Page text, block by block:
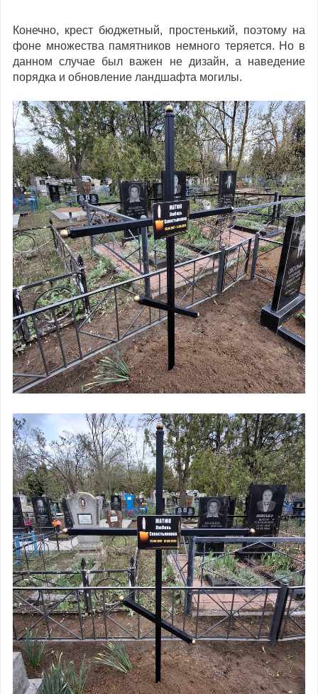
Конечно, крест бюджетный, простенький, поэтому на
фоне множества памятников немного теряется. Но в
данном случае был важен не дизайн, а наведение
порядка и обновление ландшафта могилы.